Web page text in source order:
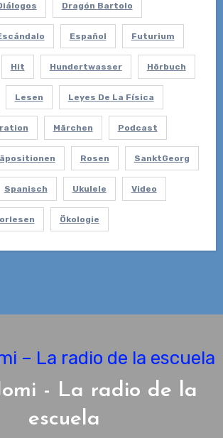
Dragón Bartolo
Español Futurium
Hit Hundertwasser Hörbuch
Lesen Leyes De La Física
Märchen Podcast
Rosen SanktGeorg
Spanisch Ukulele Video
Ökologie
- La radio de la
escuela